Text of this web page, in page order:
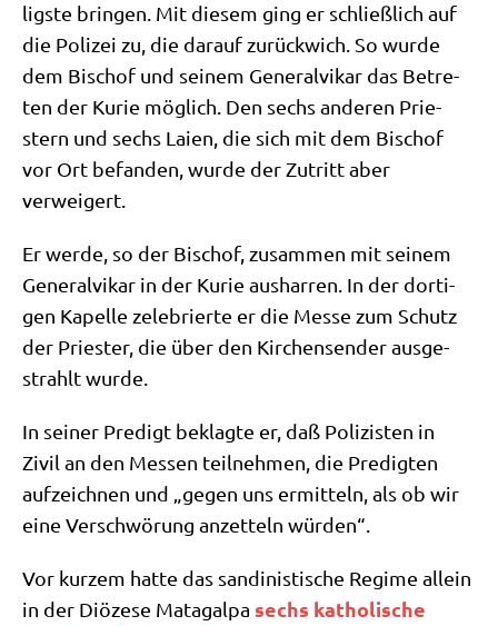
lig­ste brin­gen. Mit die­sem ging er schließ­lich auf
die Poli­zei zu, die dar­auf zurück­wich. So wur­de
dem Bischof und sei­nem Gene­ral­vi­kar das Betre­
ten der Kurie mög­lich. Den sechs ande­ren Prie­
stern und sechs Lai­en, die sich mit dem Bischof
vor Ort befan­den, wur­de der Zutritt aber
verweigert.
Er wer­de, so der Bischof, zusam­men mit sei­nem
Gene­ral­vi­kar in der Kurie aus­har­ren. In der dor­ti­
gen Kapel­le zele­brier­te er die Mes­se zum Schutz
der Prie­ster, die über den Kir­chen­sen­der aus­ge­
strahlt wurde.
In sei­ner Pre­digt beklag­te er, daß Poli­zi­sten in
Zivil an den Mes­sen teil­neh­men, die Pre­dig­ten
auf­zeich­nen und „gegen uns ermit­teln, als ob wir
eine Ver­schwö­rung anzet­teln würden“.
Vor kur­zem hat­te das san­di­ni­sti­sche Regime allein
in der Diö­ze­se Matag­al­pa sechs katho­li­sche